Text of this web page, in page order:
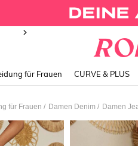
für Frauen CURVE & PLUS
für Frauen / Damen Denim / Damen